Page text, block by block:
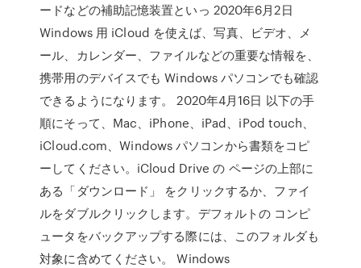
ードなどの補助記憶装置といっ 2020年6月2日
Windows 用 iCloud を使えば、写真、ビデオ、メ
ール、カレンダー、ファイルなどの重要な情報を、
携帯用のデバイスでも Windows パソコンでも確認
できるようになります。 2020年4月16日 以下の手
順にそって、Mac、iPhone、iPad、iPod touch、
iCloud.com、Windows パソコンから書類をコピ
ーしてください。iCloud Drive の ページの上部に
ある「ダウンロード」 をクリックするか、ファイ
ルをダブルクリックします。デフォルトの コンピ
ュータをバックアップする際には、このフォルダも
対象に含めてください。 Windows